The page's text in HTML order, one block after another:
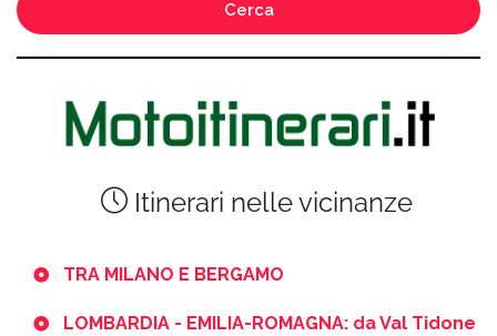
Cerca
Itinerari nelle vicinanze
TRA MILANO E BERGAMO
LOMBARDIA - EMILIA-ROMAGNA: da Val Tidone